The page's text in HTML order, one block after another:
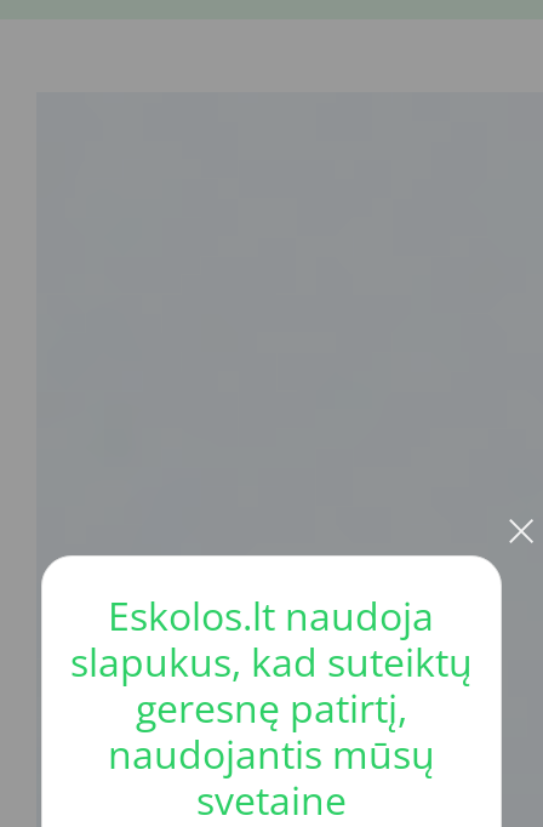
×
Eskolos.lt naudoja
slapukus, kad suteiktų
geresnę patirtį,
naudojantis mūsų
svetaine